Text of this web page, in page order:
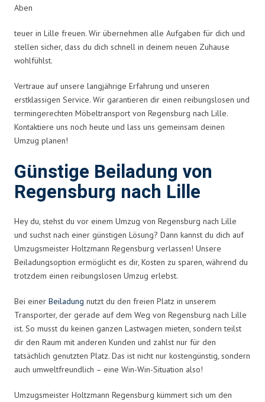
Aben
teuer in Lille freuen. Wir übernehmen alle Aufgaben für dich und
stellen sicher, dass du dich schnell in deinem neuen Zuhause
wohlfühlst.
Vertraue auf unsere langjährige Erfahrung und unseren
erstklassigen Service. Wir garantieren dir einen reibungslosen und
termingerechten Möbeltransport von Regensburg nach Lille.
Kontaktiere uns noch heute und lass uns gemeinsam deinen
Umzug planen!
Günstige Beiladung von
Regensburg nach Lille
Hey du, stehst du vor einem Umzug von Regensburg nach Lille
und suchst nach einer günstigen Lösung? Dann kannst du dich auf
Umzugsmeister Holtzmann Regensburg verlassen! Unsere
Beiladungsoption ermöglicht es dir, Kosten zu sparen, während du
trotzdem einen reibungslosen Umzug erlebst.
Bei einer Beiladung nutzt du den freien Platz in unserem
Transporter, der gerade auf dem Weg von Regensburg nach Lille
ist. So musst du keinen ganzen Lastwagen mieten, sondern teilst
dir den Raum mit anderen Kunden und zahlst nur für den
tatsächlich genutzten Platz. Das ist nicht nur kostengünstig, sondern
auch umweltfreundlich – eine Win-Win-Situation also!
Umzugsmeister Holtzmann Regensburg kümmert sich um den